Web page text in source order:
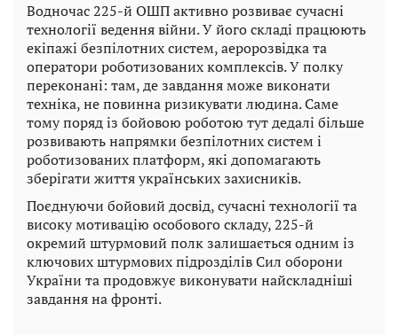
Водночас 225-й ОШП активно розвиває сучасні
технології ведення війни. У його складі працюють
екіпажі безпілотних систем, аеророзвідка та
оператори роботизованих комплексів. У полку
переконані: там, де завдання може виконати
техніка, не повинна ризикувати людина. Саме
тому поряд із бойовою роботою тут дедалі більше
розвивають напрямки безпілотних систем і
роботизованих платформ, які допомагають
зберігати життя українських захисників.
Поєднуючи бойовий досвід, сучасні технології та
високу мотивацію особового складу, 225-й
окремий штурмовий полк залишається одним із
ключових штурмових підрозділів Сил оборони
України та продовжує виконувати найскладніші
завдання на фронті.